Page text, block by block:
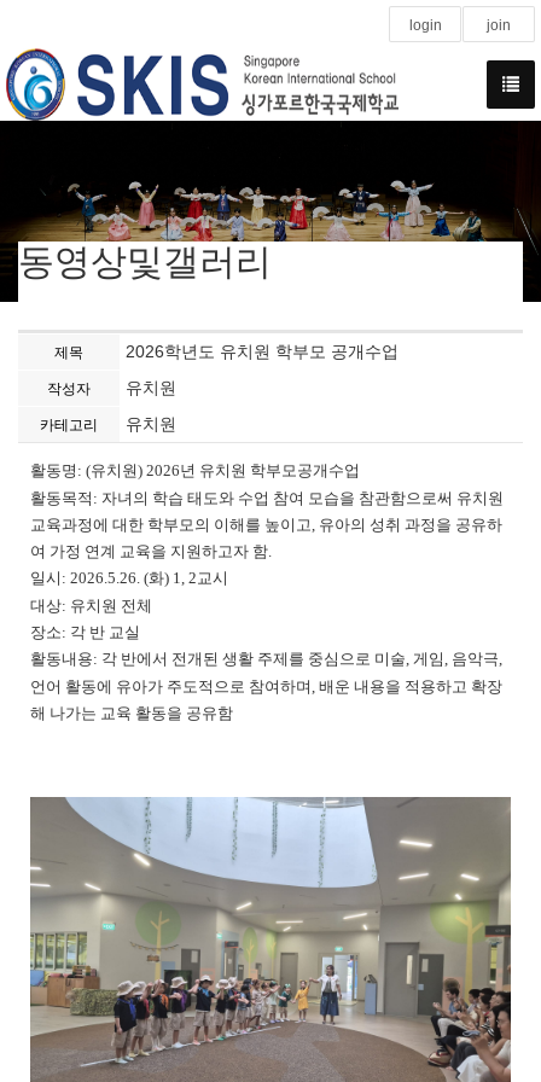
login join
동영상및갤러리
제목 2026학년도 유치원 학부모 공개수업
작성자 유치원
카테고리 유치원
활동명: (유치원) 2026년 유치원 학부모공개수업
활동목적: 자녀의 학습 태도와 수업 참여 모습을 참관함으로써 유치원
교육과정에 대한 학부모의 이해를 높이고, 유아의 성취 과정을 공유하
여 가정 연계 교육을 지원하고자 함.
일시: 2026.5.26. (화) 1, 2교시
대상: 유치원 전체
장소: 각 반 교실
활동내용: 각 반에서 전개된 생활 주제를 중심으로 미술, 게임, 음악극,
언어 활동에 유아가 주도적으로 참여하며, 배운 내용을 적용하고 확장
해 나가는 교육 활동을 공유함